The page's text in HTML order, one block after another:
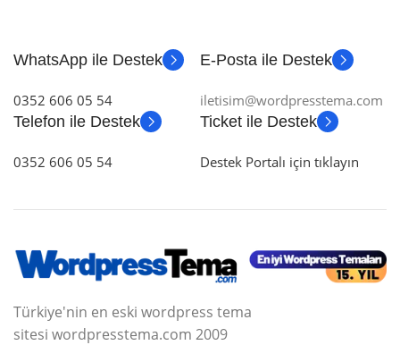
WhatsApp ile Destek
0352 606 05 54
E-Posta ile Destek
iletisim@wordpresstema.com
Telefon ile Destek
0352 606 05 54
Ticket ile Destek
Destek Portalı için tıklayın
Türkiye'nin en eski wordpress tema
sitesi wordpresstema.com 2009